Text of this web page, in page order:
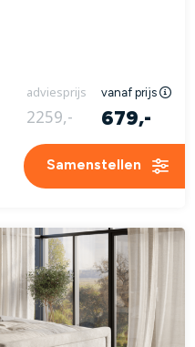
adviesprijs vanaf prijs
2259,- 679,-
Samenstellen